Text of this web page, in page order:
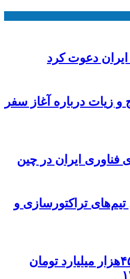
و زیات درباره آغاز سفر
فناوری ایران در چین
تیم‌های تراکتورسازی و
پیش بینی وصول ۴۵۰هزار میلیارد تومان